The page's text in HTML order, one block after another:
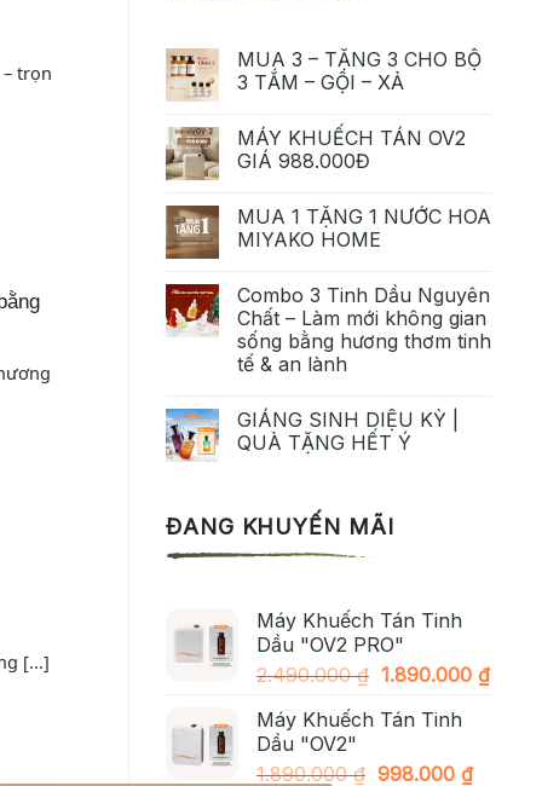
– trọn
[...]
MUA 3 – TẶNG 3 CHO BỘ
3 TẮM – GỘI – XẢ
MÁY KHUẾCH TÁN OV2
GIÁ 988.000Đ
MUA 1 TẶNG 1 NƯỚC HOA
MIYAKO HOME
Combo 3 Tinh Dầu Nguyên
Chất – Làm mới không gian
sống bằng hương thơm tinh
tế & an lành
GIÁNG SINH DIỆU KỲ |
QUÀ TẶNG HẾT Ý
ĐANG KHUYẾN MÃI
Máy Khuếch Tán Tinh
Dầu "OV2 PRO"
2.490.000₫ Giá
là:
1.890.000 ₫Giá
Máy Khuếch Tán Tinh
Dầu "OV2"
1.890.000₫ Giá
998.000 ₫Giá